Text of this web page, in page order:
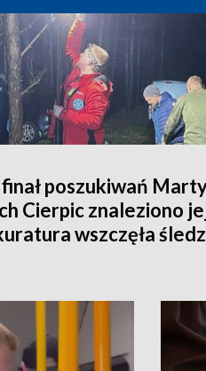
poszukiwań
Cierpic znaleziono
wszczęła